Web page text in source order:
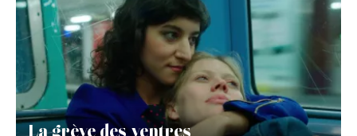
La grève des ventres